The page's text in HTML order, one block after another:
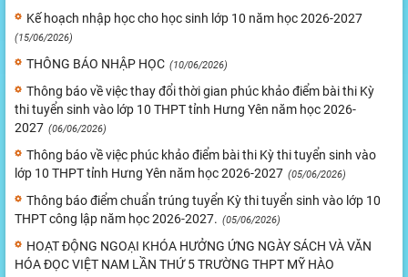
Kế hoạch nhập học cho học sinh lớp 10 năm học 2026-2027
(15/06/2026)
THÔNG BÁO NHẬP HỌC (10/06/2026)
Thông báo về việc thay đổi thời gian phúc khảo điểm bài thi Kỳ
thi tuyển sinh vào lớp 10 THPT tỉnh Hưng Yên năm học 2026-
2027 (06/06/2026)
Thông báo về việc phúc khảo điểm bài thi Kỳ thi tuyển sinh vào
lớp 10 THPT tỉnh Hưng Yên năm học 2026-2027 (05/06/2026)
Thông báo điểm chuẩn trúng tuyển Kỳ thi tuyển sinh vào lớp 10
THPT công lập năm học 2026-2027. (05/06/2026)
HOẠT ĐỘNG NGOẠI KHÓA HƯỞNG ỨNG NGÀY SÁCH VÀ VĂN
HÓA ĐỌC VIỆT NAM LẦN THỨ 5 TRƯỜNG THPT MỸ HÀO